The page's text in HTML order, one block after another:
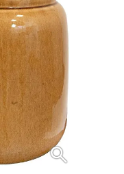
search